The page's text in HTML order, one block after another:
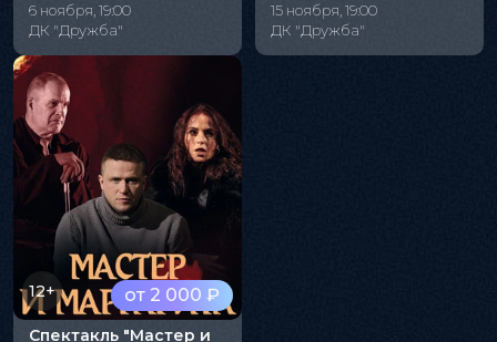
6 ноября, 19:00
ДК "Дружба"
15 ноября, 19:00
ДК "Дружба"
от 2 000 ₽
12+
Спектакль "Мастер и